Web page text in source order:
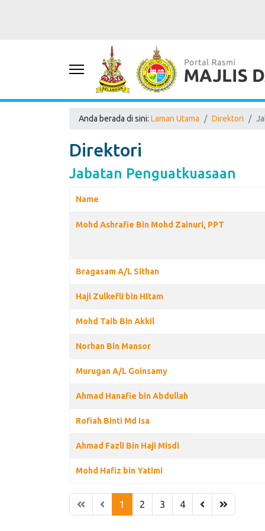
Anda berada di sini: Laman Utama Direktori
Direktori
Jabatan Penguatkuasaan
Name
Mohd Ashrafie Bin Mohd Zainuri, PPT
Bragasam A/L Sithan
Haji Zulkefli bin Hitam
Mohd Taib Bin Akkil
Norhan Bin Mansor
Murugan A/L Goinsamy
Ahmad Hanafie bin Abdullah
Rofiah Binti Md Isa
Ahmad Fazli Bin Haji Misdi
Mohd Hafiz bin Yatimi
1 2 3 4